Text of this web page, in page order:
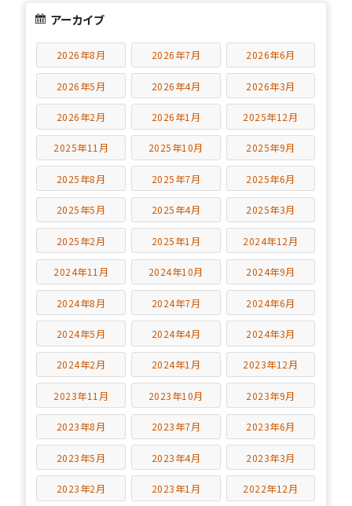
アーカイブ
2026年8月 2026年7月 2026年6月
2026年5月 2026年4月 2026年3月
2026年2月 2026年1月 2025年12月
2025年11月 2025年10月 2025年9月
2025年8月 2025年7月 2025年6月
2025年5月 2025年4月 2025年3月
2025年2月 2025年1月 2024年12月
2024年11月 2024年10月 2024年9月
2024年8月 2024年7月 2024年6月
2024年5月 2024年4月 2024年3月
2024年2月 2024年1月 2023年12月
2023年11月 2023年10月 2023年9月
2023年8月 2023年7月 2023年6月
2023年5月 2023年4月 2023年3月
2023年2月 2023年1月 2022年12月